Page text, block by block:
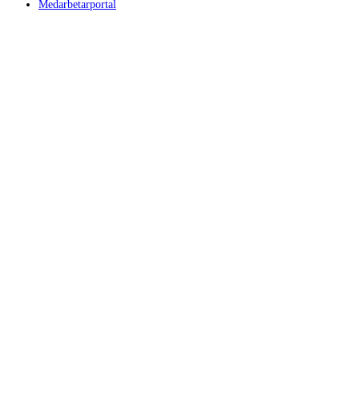
Medarbetarportal